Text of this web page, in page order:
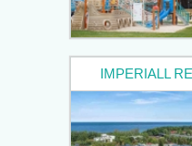
IMPERIALL